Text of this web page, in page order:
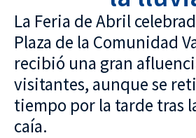
La Feria de Abril
Plaza de la Comunidad
recibió una gran
visitantes, aunque se
tiempo por la tarde tras
caía.